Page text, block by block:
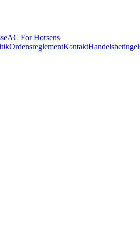
AC For Horsens
OrdensreglementKontakt